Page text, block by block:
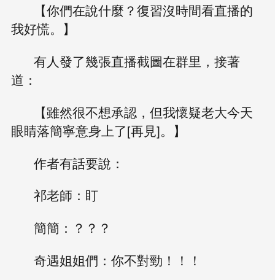
【你們在說什麼？復習沒時間看直播的
我好慌。】
有人發了幾張直播截圖在群里，接著
道：
【雖然很不想承認，但我懷疑老大今天
眼睛落簡寧意身上了[再見]。】
作者有話要說：
祁老師：盯
簡簡：？？？
奇遇姐姐們：你不對勁！！！